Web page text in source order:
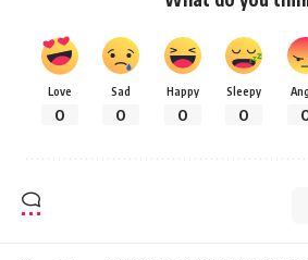
Love
0
Sad
0
Happy
0
Sleepy
0